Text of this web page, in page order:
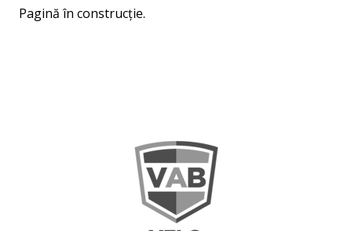
Pagină în construcţie.